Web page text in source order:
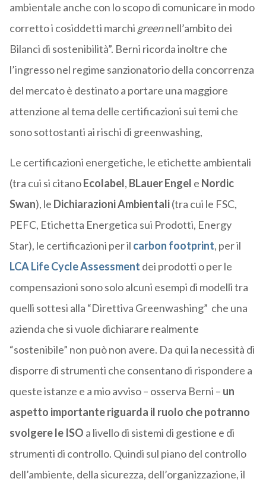
ambientale anche con lo scopo di comunicare in modo
corretto i cosiddetti marchi greennell’ambito dei
Bilanci di sostenibilità”. Berni ricorda inoltre che
l’ingresso nel regime sanzionatorio della concorrenza
del mercato è destinato a portare una maggiore
attenzione al tema delle certificazioni sui temi che
sono sottostanti ai rischi di greenwashing,
Le certificazioni energetiche, le etichette ambientali
(tra cui si citanoEcolabel, BLauer Engel e Nordic
Swan), le Dichiarazioni Ambientali(tra cui le FSC,
PEFC, Etichetta Energetica sui Prodotti, Energy
Star), le certificazioni per il carbon footprint, per il
LCA Life Cycle Assessment dei prodotti o per le
compensazioni sono solo alcuni esempi di modelli tra
quelli sottesi alla “Direttiva Greenwashing” che una
azienda che si vuole dichiarare realmente
“sostenibile” non può non avere. Da qui la necessità di
disporre di strumenti che consentano di rispondere a
queste istanze e a mio avviso – osserva Berni – un
aspetto importante riguarda il ruolo che potranno
svolgere le ISO a livello di sistemi di gestione e di
strumenti di controllo. Quindi sul piano del controllo
dell’ambiente, della sicurezza, dell’organizzazione, il